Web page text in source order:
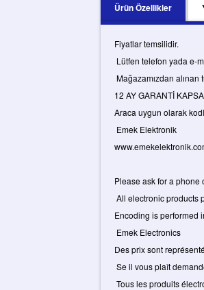
Ürün Özellikler
Fiyatlar temsilidir.
Lütfen telefon yada e-
Mağazamızdan
12 AY GARANTİ
Araca uygun olarak
Emek Elektronik
Please ask for a phone
All electronic products
Encoding is performed
Emek Electronics
Des prix sont
Se il vous plaît
Tous les produits